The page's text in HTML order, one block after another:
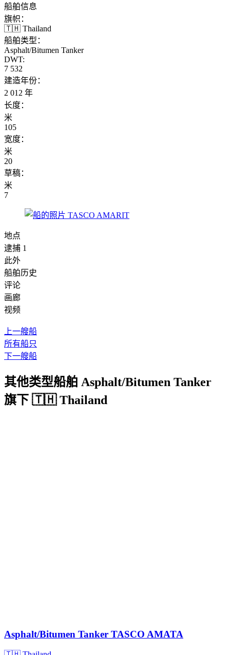
船舶信息
旗帜：
🇹🇭 Thailand
船舶类型：
Asphalt/Bitumen Tanker
DWT:
7 532
建造年份：
2 012 年
长度：
米
105
宽度：
米
20
草稿：
米
7
地点
逮捕 1
此外
船舶历史
评论
画廊
视频
上一艘船
所有船只
下一艘船
其他类型船舶 Asphalt/Bitumen Tanker
旗下 🇹🇭 Thailand
Asphalt/Bitumen Tanker TASCO AMATA